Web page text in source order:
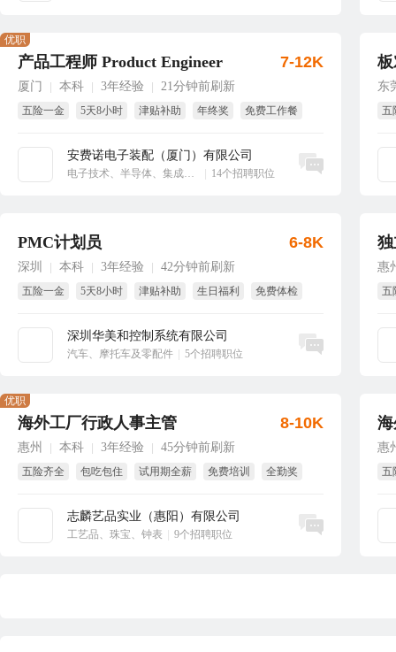
产品工程师 Product Engineer
厦门 本科 3年经验 21分钟前刷新
五险一金 5天8小时 津贴补助 年终奖
免费工作餐
安费诺电子装配（厦门）有限公司
电子技术、半导体、集成电路 14个招聘职位
优职
7-12K
立即沟通
东
五
PMC计划员
深圳 本科 3年经验 42分钟前刷新
五险一金 5天8小时 津贴补助 生日福利
免费体检
深圳华美和控制系统有限公司
汽车、摩托车及零配件 5个招聘职位
6-8K
立即沟通
惠
五
海外工厂行政人事主管
惠州 本科 3年经验 45分钟前刷新
五险齐全 包吃包住 试用期全薪 免费培训
全勤奖
志麟艺品实业（惠阳）有限公司
工艺品、珠宝、钟表 9个招聘职位
优职
8-10K
立即沟通
惠
五